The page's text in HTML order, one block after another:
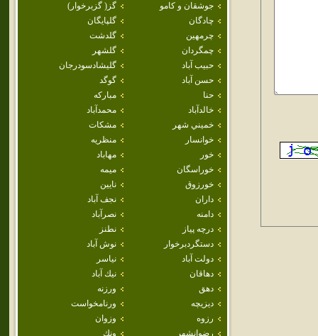
جوشقان و كامو
گز( گزبرخوار)
چادگان
گلپايگان
چرمهين
گلدشت
چمگردان
گلشهر
حبيب آباد
گليشادسودرجان
حسن آباد
گوگد
حنا
مباركه
خالدآباد
محمدآباد
خميني شهر
مشكات
خوانسار
منظريه
خور
مهاباد
خوراسگان
ميمه
خورزوق
نايين
داران
نجف آباد
دامنه
نصرآباد
درچه پياز
نطنز
دستگردبرخوار
نوش آباد
دولت آباد
نياسر
دهاقان
نيك آباد
دهق
ورزنه
ديزيچه
ورنامخواست
رزوه
وزوان
رضوانشهر
ونك